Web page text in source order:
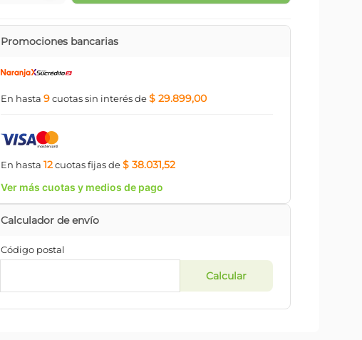
Promociones bancarias
En hasta 9cuotassin interésde$ 29.899,00
En hasta 12cuotasfijasde$ 38.031,52
Ver más cuotas y medios de pago
Código postal